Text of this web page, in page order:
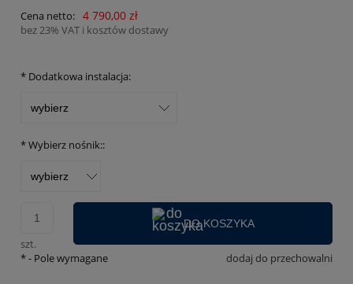
Cena netto: 4 790,00 zł
bez 23% VAT i kosztów dostawy
* Dodatkowa instalacja:
*Wybierz nośnik::
szt.
DO KOSZYKA
dodaj do przechowalni
*- Pole wymagane